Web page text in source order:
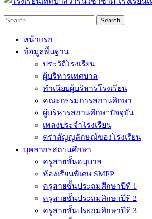
หน้าแรก
ข้อมูลพื้นฐาน
ประวัติโรงเรียน
ผู้บริหารเทศบาล
ทำเนียบผู้บริหารโรงเรียน
คณะกรรมการสถานศึกษา
ผู้บริหารสถานศึกษาปัจจุบัน
เพลงประจำโรงเรียน
ตราสัญญลักษณ์ของโรงเรียน
บุคลากรสถานศึกษา
ครูสายชั้นอนุบาล
ห้องเรียนพิเศษ SMEP
ครูสายชั้นประถมศึกษาปีที่ 1
ครูสายชั้นประถมศึกษาปีที่ 2
ครูสายชั้นประถมศึกษาปีที่ 3